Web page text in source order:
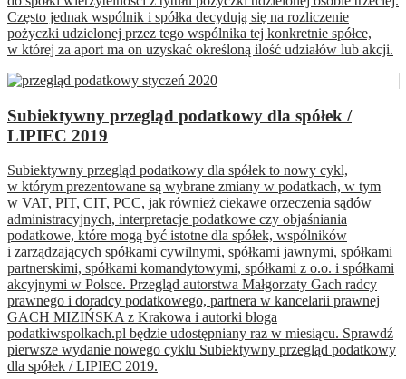
Często jednak wspólnik i spółka decydują się na rozliczenie
pożyczki udzielonej przez tego wspólnika tej konkretnie spółce,
w której za aport ma on uzyskać określoną ilość udziałów lub akcji.
Subiektywny przegląd podatkowy dla spółek /
LIPIEC 2019
Subiektywny przegląd podatkowy dla spółek to nowy cykl,
w którym prezentowane są wybrane zmiany w podatkach, w tym
w VAT, PIT, CIT, PCC, jak również ciekawe orzeczenia sądów
administracyjnych, interpretacje podatkowe czy objaśniania
podatkowe, które mogą być istotne dla spółek, wspólników
i zarządzających spółkami cywilnymi, spółkami jawnymi, spółkami
partnerskimi, spółkami komandytowymi, spółkami z o.o. i spółkami
akcyjnymi w Polsce. Przegląd autorstwa Małgorzaty Gach radcy
prawnego i doradcy podatkowego, partnera w kancelarii prawnej
GACH MIZIŃSKA z Krakowa i autorki bloga
podatkiwspolkach.pl będzie udostępniany raz w miesiącu. Sprawdź
pierwsze wydanie nowego cyklu Subiektywny przegląd podatkowy
dla spółek / LIPIEC 2019.